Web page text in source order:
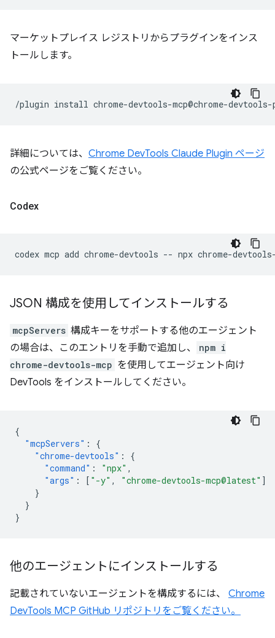
マーケットプレイス レジストリからプラグインをインス
トールします。
/plugin install
詳細については、 Chrome DevTools Claude Plugin ページ
の公式ページをご覧ください。
Codex
codex mcp add chrome-devtools -- npx
JSON 構成を使用してインストールする
mcpServers 構成キーをサポートする他のエージェント
の場合は、このエントリを手動で追加し、
npm i
chrome-devtools-mcp を使用してエージェント向け
DevTools をインストールしてください。
{
"mcpServers" :
{
"chrome-devtools" :
{
"command" : "npx" ,
"args" : [ "-y" , "chrome-devtools-mcp@latest" ]
}
}
}
他のエージェントにインストールする
記載されていないエージェントを構成するには、 Chrome
DevTools MCP GitHub リポジトリをご覧ください。